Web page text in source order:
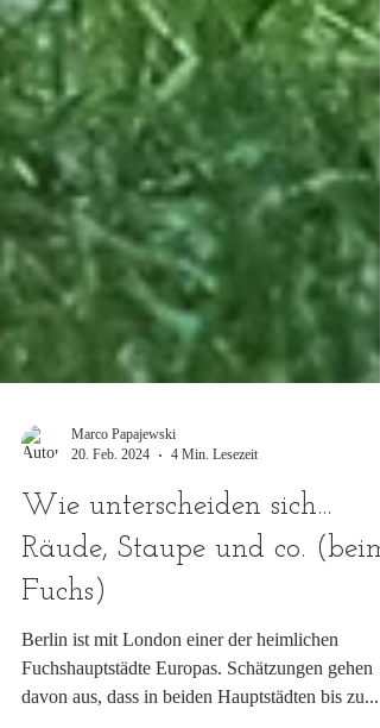
Marco Papajewski
20. Feb. 2024
4 Min. Lesezeit
Wie unterscheiden sich...
Räude, Staupe und co. (beim
Fuchs)